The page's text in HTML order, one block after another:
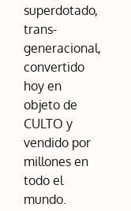
superdotado,
trans-
generacional,
convertido
hoy en
objeto de
CULTO y
vendido por
millones en
todo el
mundo.